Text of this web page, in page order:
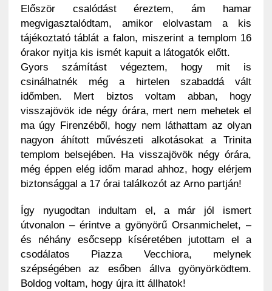
Először csalódást éreztem, ám hamar
megvigasztalódtam, amikor elolvastam a kis
tájékoztató táblát a falon, miszerint a templom 16
órakor nyitja kis ismét kapuit a látogatók előtt.
Gyors számítást végeztem, hogy mit is
csinálhatnék még a hirtelen szabaddá vált
időmben. Mert biztos voltam abban, hogy
visszajövök ide négy órára, mert nem mehetek el
ma úgy Firenzéből, hogy nem láthattam az olyan
nagyon áhított művészeti alkotásokat a Trinita
templom belsejében. Ha visszajövök négy órára,
még éppen elég időm marad ahhoz, hogy elérjem
biztonsággal a 17 órai találkozót az Arno partján!
Így nyugodtan indultam el, a már jól ismert
útvonalon – érintve a gyönyörű Orsanmichelet, –
és néhány esőcsepp kíséretében jutottam el a
csodálatos Piazza Vecchiora, melynek
szépségében az esőben állva gyönyörködtem.
Boldog voltam, hogy újra itt állhatok!